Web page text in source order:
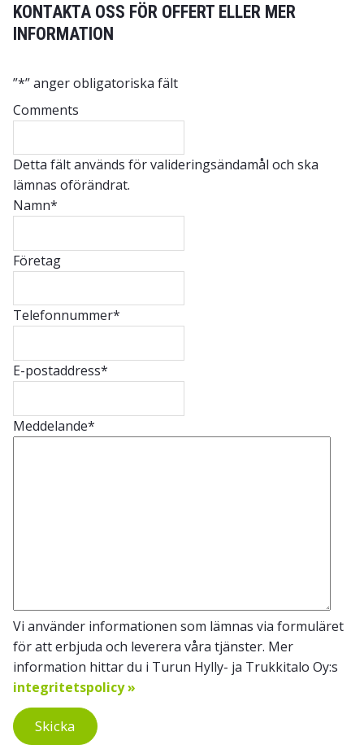
KONTAKTA OSS FÖR OFFERT ELLER MER
INFORMATION
”*” anger obligatoriska fält
Comments
Detta fält används för valideringsändamål och ska
lämnas oförändrat.
Namn*
Företag
Telefonnummer*
E-postaddress*
Meddelande*
Vi använder informationen som lämnas via formuläret
för att erbjuda och leverera våra tjänster. Mer
information hittar du i Turun Hylly- ja Trukkitalo Oy:s
integritetspolicy »
Skicka